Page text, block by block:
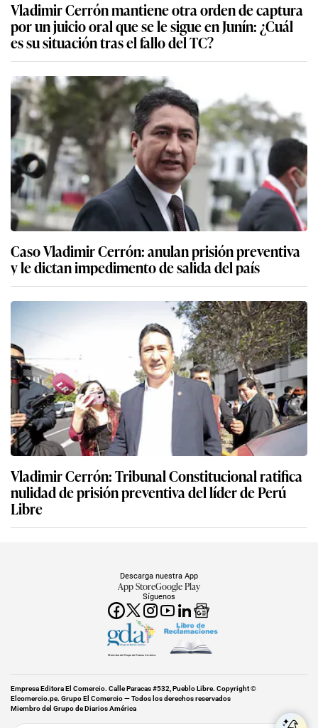
Vladimir Cerrón mantiene otra orden de captura
por un juicio oral que se le sigue en Junín: ¿Cuál
es su situación tras el fallo del TC?
Caso Vladimir Cerrón: anulan prisión preventiva
y le dictan impedimento de salida del país
Vladimir Cerrón: Tribunal Constitucional ratifica
nulidad de prisión preventiva del líder de Perú
Libre
Síguenos
Descarga nuestra App
App StoreGoogle Play
Miembro del Grupo de Diarios América
Empresa Editora El Comercio. Calle Paracas #532, Pueblo Libre. Copyright ©
Elcomercio.pe. Grupo El Comercio — Todos los derechos reservados
Miembro del Grupo de Diarios América